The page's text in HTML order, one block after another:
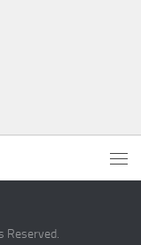
Reserved.